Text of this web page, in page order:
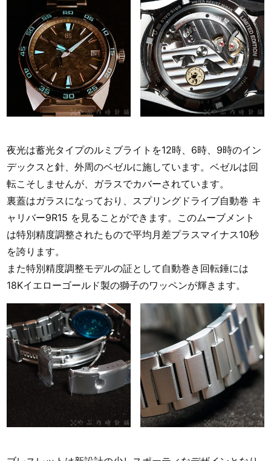
夜光は蓄光タイプのルミブライトを12時、6時、9時のイン
デックスと針、外周のベゼルに施しています。ベゼルは回
転こそしませんが、ガラスでカバーされています。
裏蓋はガラスになっており、スプリングドライブ自動巻 キ
ャリバー9R15 を見ることができます。このムーブメント
は特別精度調整されたもので平均月差プラスマイナス10秒
を誇ります。
また特別精度調整モデルの証として自動巻き回転錘には
18Kイエローゴールド製の獅子のワッペンが輝きます。